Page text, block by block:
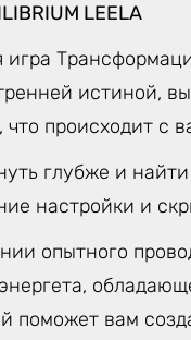
LEELA
истиной,
происходит с
глубже и
настройки и
опытного
поможет вам